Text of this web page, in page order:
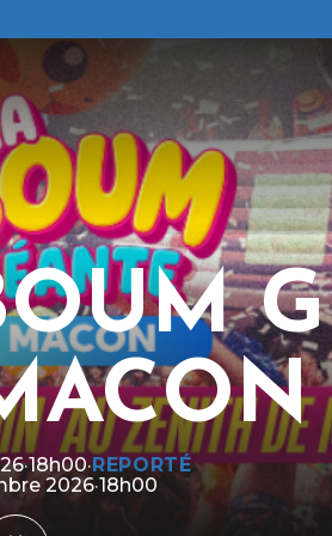
·18h00·REPORTÉ
2026·18h00